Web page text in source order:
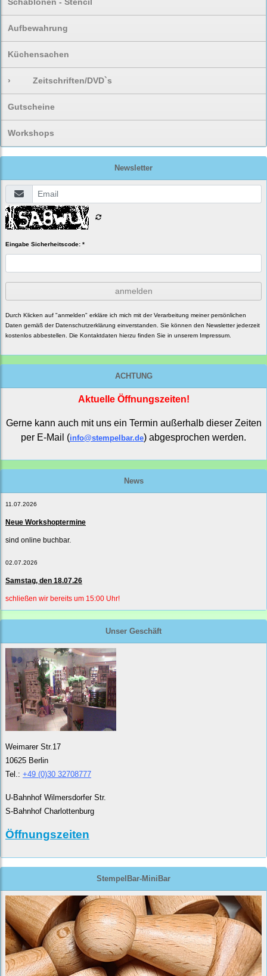
Aufbewahrung
Küchensachen
› Zeitschriften/DVD`s
Gutscheine
Workshops
Newsletter
Eingabe Sicherheitscode: *
anmelden
Durch Klicken auf "anmelden" erkläre ich mich mit der Verarbeitung meiner persönlichen
Daten gemäß derDatenschutzerklärung einverstanden. Sie können den Newsletter jederzeit
kostenlos abbestellen. Die Kontaktdaten hierzu finden Sie in unserem Impressum.
ACHTUNG
Aktuelle Öffnungszeiten!
Gerne kann auch mit uns ein Termin außerhalb dieser Zeiten
per E-Mail (info@stempelbar.de) abgesprochen werden.
News
11.07.2026
Neue Workshoptermine
sind online buchbar.
02.07.2026
Samstag, den 18.07.26
schließen wir bereits um 15:00 Uhr!
Unser Geschäft
Weimarer Str.17
10625 Berlin
Tel.: +49 (0)30 32708777
U-Bahnhof Wilmersdorfer Str.
S-Bahnhof Charlottenburg
Öffnungszeiten
StempelBar-MiniBar